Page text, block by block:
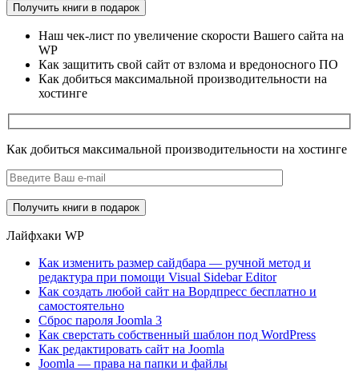
Получить книги в подарок
Наш чек-лист по увеличение скорости Вашего сайта на
WP
Как защитить свой сайт от взлома и вредоносного ПО
Как добиться максимальной производительности на
хостинге
Как добиться максимальной производительности на хостинге
Лайфхаки WP
Как изменить размер сайдбара — ручной метод и
редактура при помощи Visual Sidebar Editor
Как создать любой сайт на Вордпресс бесплатно и
самостоятельно
Сброс пароля Joomla 3
Как сверстать собственный шаблон под WordPress
Как редактировать сайт на Joomla
Joomla — права на папки и файлы